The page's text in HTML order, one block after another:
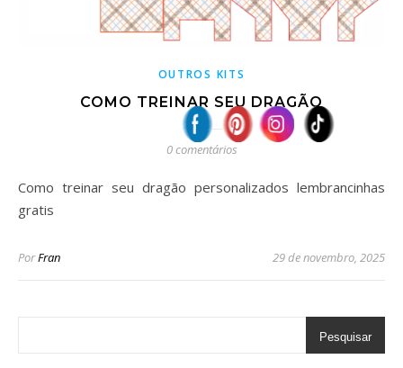
OUTROS KITS
COMO TREINAR SEU DRAGÃO
0 comentários
Como treinar seu dragão personalizados lembrancinhas
gratis
PorFran 29 de novembro, 2025
Pesquisar